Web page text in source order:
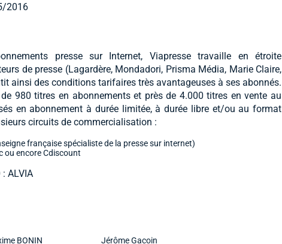
2016
presse sur Internet, Viapresse travaille en étroite
de presse (Lagardère, Mondadori, Prisma Média, Marie Claire,
ainsi des conditions tarifaires très avantageuses à ses abonnés.
980 titres en abonnements et près de 4.000 titres en vente au
en abonnement à durée limitée, à durée libre et/ou au format
circuits de commercialisation :
française spécialiste de la presse sur internet)
ou encore Cdiscount
ALVIA
BONIN
Jérôme Gacoin